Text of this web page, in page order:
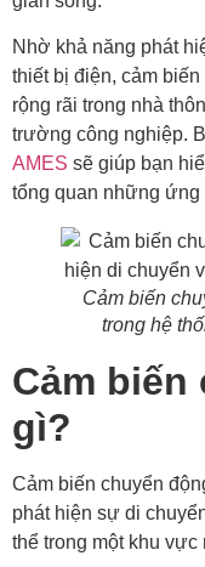
Nhờ khả năng phát
thiết bị điện, cảm
rộng rãi trong nhà
trường công nghiệp.
AMES sẽ giúp bạn
tổng quan những ứng
Cảm biến
trong hệ
Cảm biến
gì?
Cảm biến chuyển
phát hiện sự di
thể trong một khu vực